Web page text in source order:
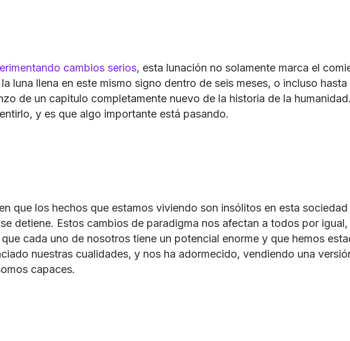
cambios serios, esta lunación no solamente marca el
luna llena en este mismo signo dentro de seis meses, o incluso
de un capitulo completamente nuevo de la historia de la
y es que algo importante está pasando.
que los hechos que estamos viviendo son insólitos en esta
detiene. Estos cambios de paradigma nos afectan a todos por
cada uno de nosotros tiene un potencial enorme y que hemos
nuestras cualidades, y nos ha adormecido, vendiendo una
capaces.